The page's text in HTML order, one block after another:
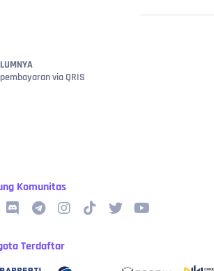
via QRIS
Komunitas
Terdaftar